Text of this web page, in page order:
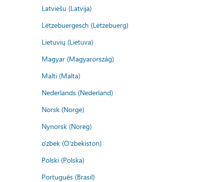
Latviešu (Latvija)
Lëtzebuergesch (Lëtzebuerg)
Lietuvių (Lietuva)
Magyar (Magyarország)
Malti (Malta)
Nederlands (Nederland)
Norsk (Norge)
Nynorsk (Noreg)
o'zbek (O'zbekiston)
Polski (Polska)
Português (Brasil)